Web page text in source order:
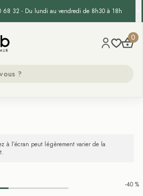
68 32 - Du lundi au vendredi de 8h30 à 18h
0
à l’écran peut légèrement varier de la
-40 %